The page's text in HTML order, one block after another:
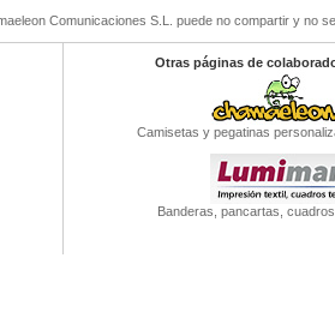
Comunicaciones S.L. puede no compartir y no
Otras páginas de
Camisetas y pegatinas
Banderas, pancartas,